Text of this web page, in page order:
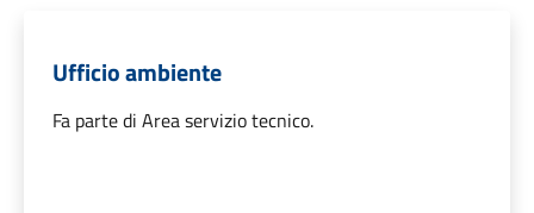
Ufficio ambiente
Fa parte di Area servizio tecnico.